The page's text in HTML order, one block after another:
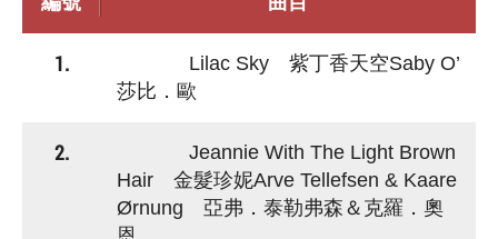
1.
Lilac Sky 紫丁香天空Saby O’
莎比．歐
2.
Jeannie With The Light Brown
Hair 金髮珍妮Arve Tellefsen & Kaare
Ørnung 亞弗．泰勒弗森＆克羅．奧